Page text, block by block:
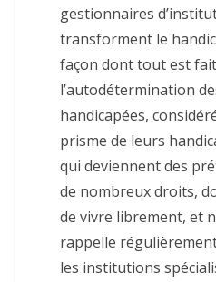
gestionnaires
transforment le
façon dont tout est
l’autodétermination
handicapées,
prisme de leurs
qui deviennent des
de nombreux droits,
de vivre librement, et
rappelle
les institutions